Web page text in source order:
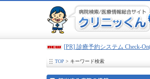
[PR] 診療予約システム Check-
TOP > キーワード検索